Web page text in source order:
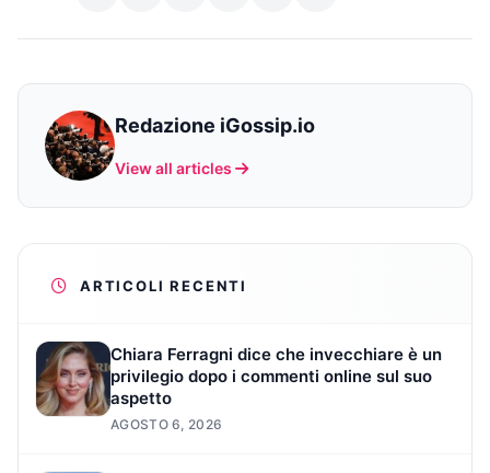
Redazione iGossip.io
View all articles
ARTICOLI RECENTI
Chiara Ferragni dice che invecchiare è un
privilegio dopo i commenti online sul suo
aspetto
AGOSTO 6, 2026